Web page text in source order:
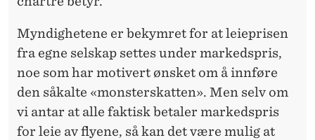
Myndighetene er bekymret for at leieprisen
fra egne selskap settes under markedspris,
noe som har motivert ønsket om å innføre
den såkalte «monsterskatten». Men selv om
vi antar at alle faktisk betaler markedspris
for leie av flyene, så kan det være mulig at